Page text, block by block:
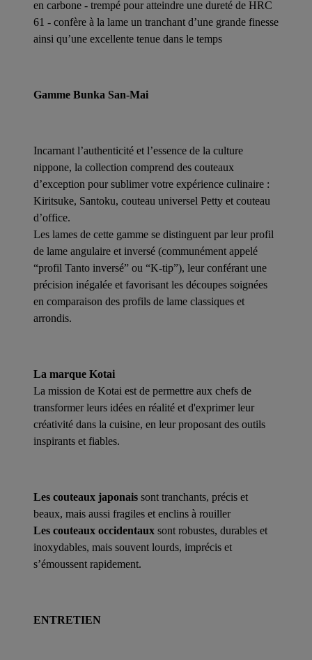
en carbone - trempé pour atteindre une dureté de HRC
61 - confère à la lame un tranchant d’une grande finesse
ainsi qu’une excellente tenue dans le temps
Gamme Bunka San-Mai
Incarnant l’authenticité et l’essence de la culture
nippone, la collection comprend des couteaux
d’exception pour sublimer votre expérience culinaire :
Kiritsuke, Santoku, couteau universel Petty et couteau
d’office.
Les lames de cette gamme se distinguent par leur profil
de lame angulaire et inversé (communément appelé
“profil Tanto inversé” ou “K-tip”), leur conférant une
précision inégalée et favorisant les découpes soignées
en comparaison des profils de lame classiques et
arrondis.
La marque Kotai
La mission de Kotai est de permettre aux chefs de
transformer leurs idées en réalité et d'exprimer leur
créativité dans la cuisine, en leur proposant des outils
inspirants et fiables.
Les couteaux japonais sont tranchants, précis et
beaux, mais aussi fragiles et enclins à rouiller
Les couteaux occidentaux sont robustes, durables et
inoxydables, mais souvent lourds, imprécis et
s’émoussent rapidement.
ENTRETIEN